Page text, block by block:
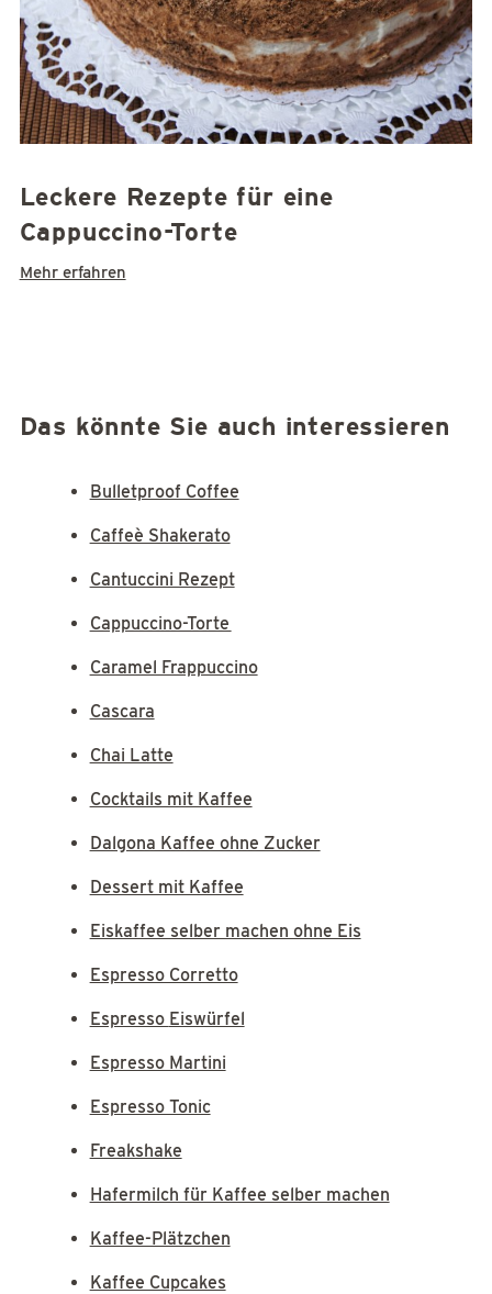
Leckere Rezepte für eine
Cappuccino-Torte
Mehr erfahren
Das könnte Sie auch interessieren
Bulletproof Coffee
Caffeè Shakerato
Cantuccini Rezept
Cappuccino-Torte
Caramel Frappuccino
Cascara
Chai Latte
Cocktails mit Kaffee
Dalgona Kaffee ohne Zucker
Dessert mit Kaffee
Eiskaffee selber machen ohne Eis
Espresso Corretto
Espresso Eiswürfel
Espresso Martini
Espresso Tonic
Freakshake
Hafermilch für Kaffee selber machen
Kaffee-Plätzchen
Kaffee Cupcakes